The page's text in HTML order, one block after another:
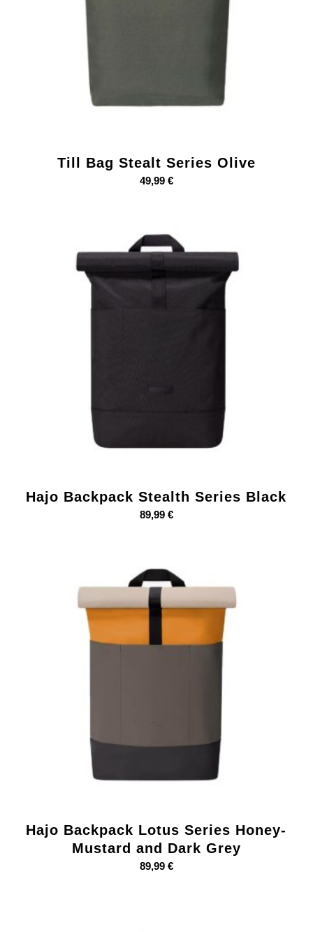
Till Bag Stealt Series Olive
49,99 €
Hajo Backpack Stealth Series Black
89,99 €
Hajo Backpack Lotus Series Honey-
Mustard and Dark Grey
89,99 €